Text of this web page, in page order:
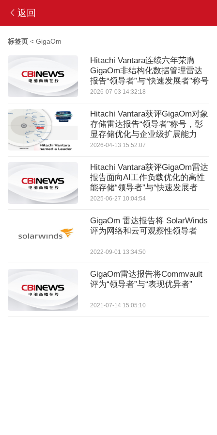
返回
标签页< GigaOm
Hitachi Vantara连续六年荣膺
GigaOm非结构化数据管理雷达
报告“领导者”与“快速发展者”称号
2026-07-03 14:32:18
Hitachi Vantara获评GigaOm对象
存储雷达报告“领导者”称号，彰
显存储优化与企业级扩展能力
2026-04-13 15:52:07
Hitachi Vantara获评GigaOm雷达
报告面向AI工作负载优化的高性
能存储“领导者”与“快速发展者
2025-06-27 10:04:54
GigaOm 雷达报告将 SolarWinds
评为网络和云可观察性领导者
2022-09-01 13:34:50
GigaOm雷达报告将Commvault
评为“领导者”与“表现优异者”
2021-07-14 15:05:10